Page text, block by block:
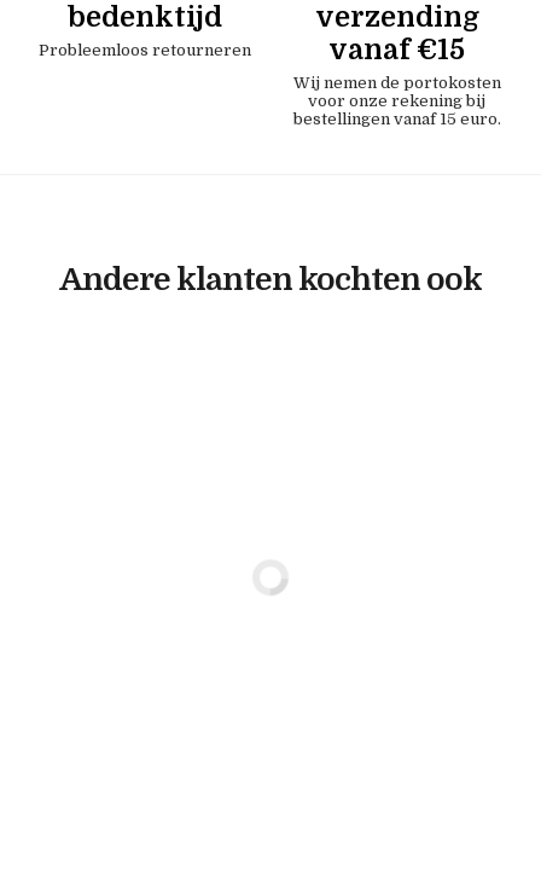
bedenktijd
Probleemloos retourneren
verzending
vanaf €15
Wij nemen de portokosten
voor onze rekening bij
bestellingen vanaf 15 euro.
Andere klanten kochten ook